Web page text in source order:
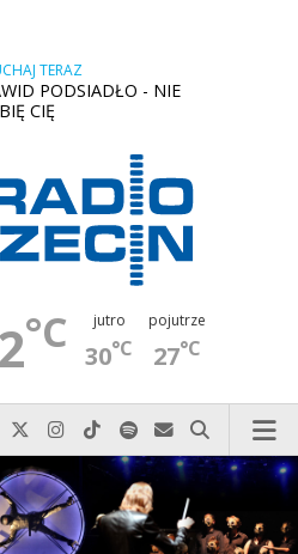
TERAZ
PODSIADŁO - NIE
CIĘ
°C jutro
30°C
pojutrze
27°C
po prostu do nas zadzwoń
Odwiedź nas na Facebook-u
Odwiedź nas na X
Odwiedź nas na Instagram-ie
Odwiedź nas na TikTok-u
Szukaj nas na Spotify
Wyślij do nas
Szukaj